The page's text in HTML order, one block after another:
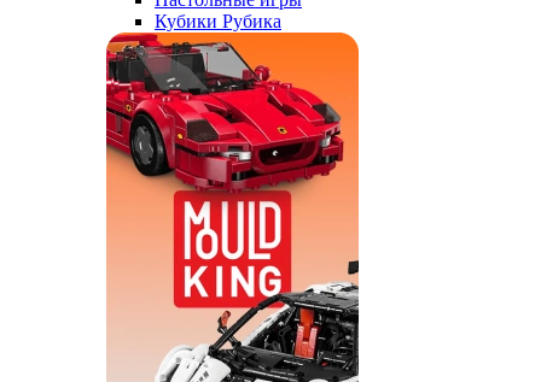
Кубики Рубика